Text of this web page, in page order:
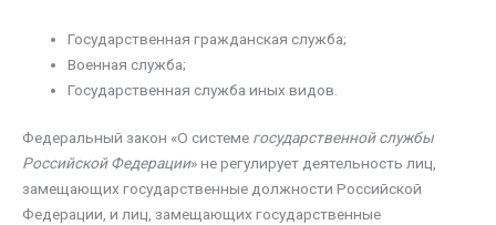
Государственная гражданская служба;
Военная служба;
Государственная служба иных видов.
Федеральный закон «О системе государственной службы
Российской Федерации» не регулирует деятельность лиц,
замещающих государственные должности Российской
Федерации, и лиц, замещающих государственные